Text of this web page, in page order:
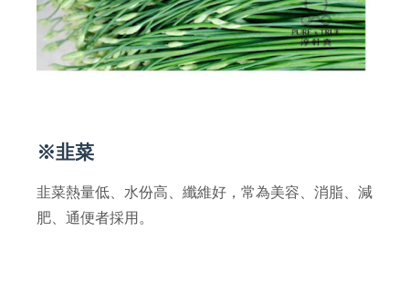
※韭菜
韭菜熱量低、水份高、纖維好，常為美容、消脂、減
肥、通便者採用。